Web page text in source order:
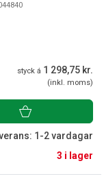
styck á 1 298,75 kr.
(inkl. moms)
1-2 vardagar
3 i lager